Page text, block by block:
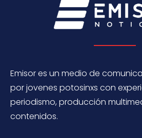
Emisor es un medio de
por jovenes potosinxs con
periodismo, producción
contenidos.